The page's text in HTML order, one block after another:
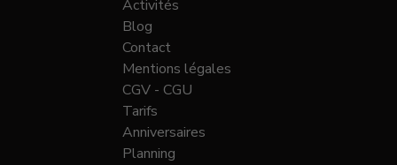
Activités
Blog
Contact
Mentions légales
CGV - CGU
Tarifs
Anniversaires
Planning